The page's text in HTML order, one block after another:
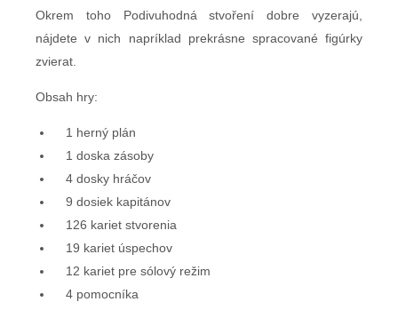
Okrem toho Podivuhodná stvoření dobre vyzerajú,
nájdete v nich napríklad prekrásne spracované figúrky
zvierat.
Obsah hry:
1 herný plán
1 doska zásoby
4 dosky hráčov
9 dosiek kapitánov
126 kariet stvorenia
19 kariet úspechov
12 kariet pre sólový režim
4 pomocníka